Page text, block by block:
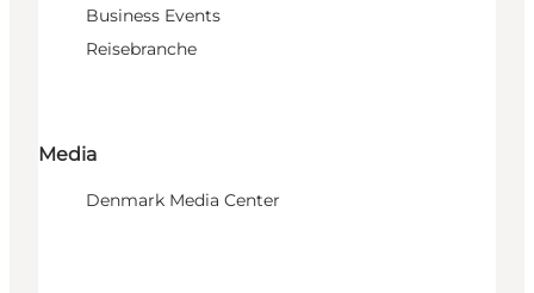
Business Events
Reisebranche
Media
Denmark Media Center